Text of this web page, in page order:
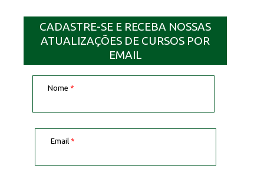
CADASTRE-SE E RECEBA NOSSAS
ATUALIZAÇÕES DE CURSOS POR
EMAIL
Nome *
Email *